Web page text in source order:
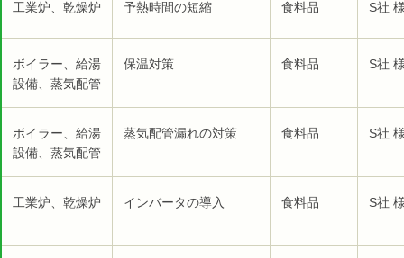
工業炉、乾燥炉 予熱時間の短縮 食料品 S社
ボイラー、給湯
設備、蒸気配管
保温対策 食料品 S社
ボイラー、給湯
設備、蒸気配管
蒸気配管漏れの対策 食料品 S社
工業炉、乾燥炉 インバータの導入 食料品 S社